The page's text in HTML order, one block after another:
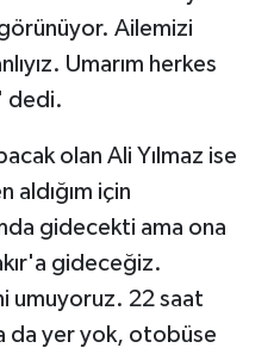
Ailemizi
Umarım herkes
dedi.
olan Ali Yılmaz ise
aldığım için
gidecekti ama ona
gideceğiz.
umuyoruz. 22 saat
da yer yok, otobüse